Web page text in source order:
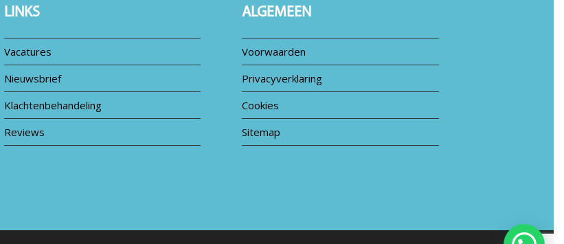
LINKS
Vacatures
Nieuwsbrief
Klachtenbehandeling
Reviews
ALGEMEEN
Voorwaarden
Privacyverklaring
Cookies
Sitemap